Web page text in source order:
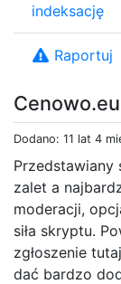
Cenowo.eu
Dodano: 11 lat 4
zalet a
moderacji,
siła skryptu.
zgłoszenie
dać bardzo
indeksację
Raportuj